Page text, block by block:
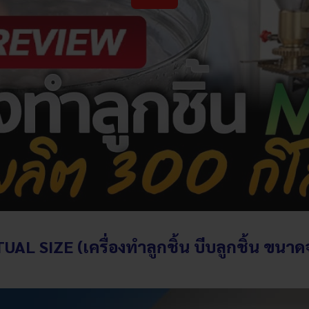
SIZE (เครื่องทำลูกชิ้น บีบลูกชิ้น ขนาด